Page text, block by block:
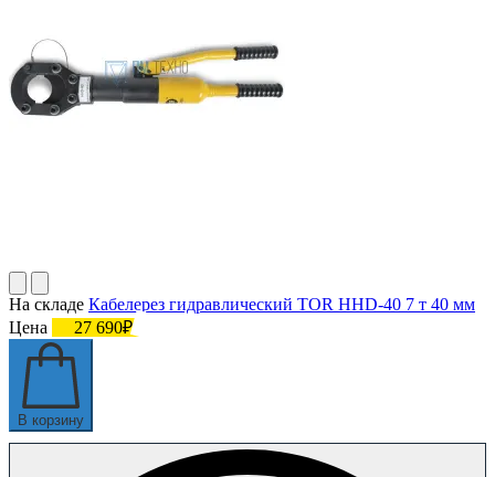
На складе Кабелерез гидравлический TOR HHD-40 7 т 40 мм
Цена
27 690₽
В корзину